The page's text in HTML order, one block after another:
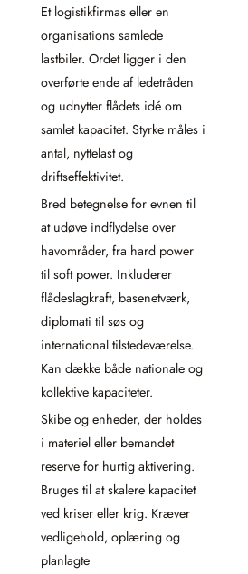
Et logistikfirmas eller en
organisations samlede
lastbiler. Ordet ligger i den
overførte ende af ledetråden
og udnytter flådets idé om
samlet kapacitet. Styrke måles i
antal, nyttelast og
driftseffektivitet.
Bred betegnelse for evnen til
at udøve indflydelse over
havområder, fra hard power
til soft power. Inkluderer
flådeslagkraft, basenetværk,
diplomati til søs og
international tilstedeværelse.
Kan dække både nationale og
kollektive kapaciteter.
Skibe og enheder, der holdes
i materiel eller bemandet
reserve for hurtig aktivering.
Bruges til at skalere kapacitet
ved kriser eller krig. Kræver
vedligehold, oplæring og
planlagte